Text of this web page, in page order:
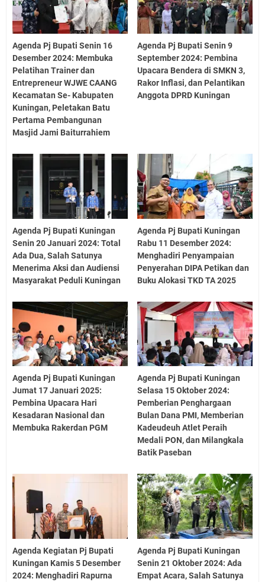
Agenda Pj Bupati Senin 16
Desember 2024: Membuka
Pelatihan Trainer dan
Entrepreneur WJWE CAANG
Kecamatan Se- Kabupaten
Kuningan, Peletakan Batu
Pertama Pembangunan
Masjid Jami Baiturrahiem
Agenda Pj Bupati Senin 9
September 2024: Pembina
Upacara Bendera di SMKN 3,
Rakor Inflasi, dan Pelantikan
Anggota DPRD Kuningan
Agenda Pj Bupati Kuningan
Senin 20 Januari 2024: Total
Ada Dua, Salah Satunya
Menerima Aksi dan Audiensi
Masyarakat Peduli Kuningan
Agenda Pj Bupati Kuningan
Rabu 11 Desember 2024:
Menghadiri Penyampaian
Penyerahan DIPA Petikan dan
Buku Alokasi TKD TA 2025
Agenda Pj Bupati Kuningan
Jumat 17 Januari 2025:
Pembina Upacara Hari
Kesadaran Nasional dan
Membuka Rakerdan PGM
Agenda Pj Bupati Kuningan
Selasa 15 Oktober 2024:
Pemberian Penghargaan
Bulan Dana PMI, Memberian
Kadeudeuh Atlet Peraih
Medali PON, dan Milangkala
Batik Paseban
Agenda Kegiatan Pj Bupati
Kuningan Kamis 5 Desember
2024: Menghadiri Rapurna
Agenda Pj Bupati Kuningan
Senin 21 Oktober 2024: Ada
Empat Acara, Salah Satunya